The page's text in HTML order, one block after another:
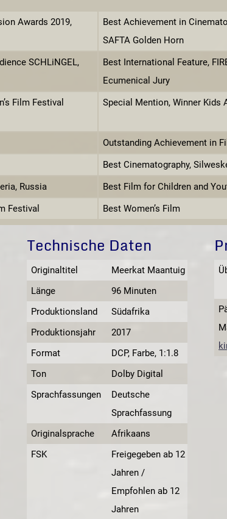
Awards 2019,
Best Achievement in
SAFTA Golden Horn
SCHLiNGEL,
Best International Feature,
Ecumenical Jury
Film Festival
Special Mention, Winner Kids
Outstanding Achievement in
Best Cinematography,
Russia
Best Film for Children and
Festival
Best Women’s Film
Technische Daten
Originaltitel
Meerkat Maantuig
Länge
96 Minuten
Produktionsland
Südafrika
Produktionsjahr
2017
Format
DCP, Farbe, 1:1.8
Ton
Dolby Digital
Sprachfassungen
Deutsche
Sprachfassung
Originalsprache
Afrikaans
FSK
Freigegeben ab 12
Jahren /
Empfohlen ab 12
Jahren